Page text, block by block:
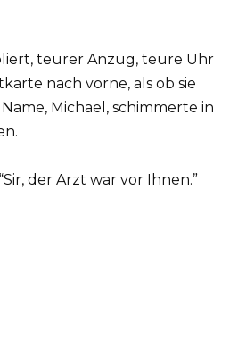
teurer Anzug, teure Uhr
nach vorne, als ob sie
Michael, schimmerte in
der Arzt war vor Ihnen.”